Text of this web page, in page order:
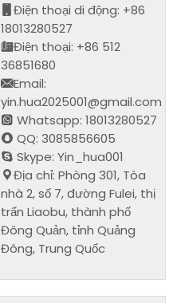
Điện thoại di động: +86
18013280527
Điện thoại: +86 512
36851680
Email:
yin.hua2025001@gmail.com
Whatsapp: 18013280527
QQ: 3085856605
Skype: Yin_hua001
Địa chỉ: Phòng 301, Tòa
nhà 2, số 7, đường Fulei, thị
trấn Liaobu, thành phố
Đông Quản, tỉnh Quảng
Đông, Trung Quốc